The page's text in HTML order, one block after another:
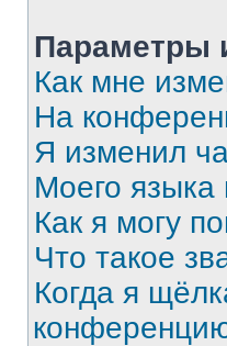
Параметры
Как мне
На
Я изменил
Моего языка
Как я могу
Что такое
Когда я